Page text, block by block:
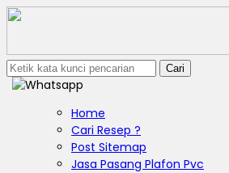
Cari
Home
Cari Resep ?
Post Sitemap
Jasa Pasang Plafon Pvc